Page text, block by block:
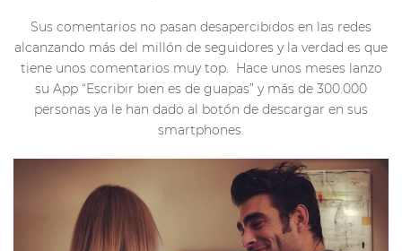
Sus comentarios no pasan desapercibidos en las redes
alcanzando más del millón de seguidores y la verdad es que
tiene unos comentarios muy top. Hace unos meses lanzo
su App “Escribir bien es de guapas” y más de 300.000
personas ya le han dado al botón de descargar en sus
smartphones.